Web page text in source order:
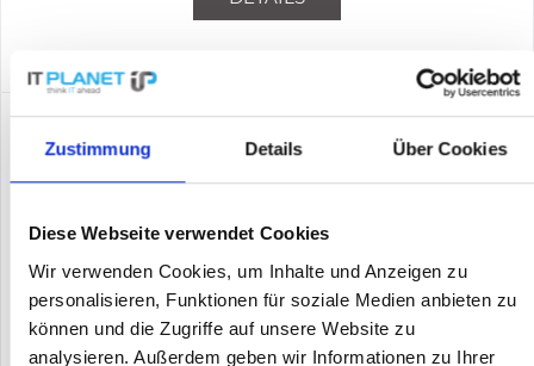
Zustimmung Details Über Cookies
Diese Webseite verwendet Cookies
Wir verwenden Cookies, um Inhalte und Anzeigen zu
personalisieren, Funktionen für soziale Medien anbieten zu
können und die Zugriffe auf unsere Website zu
analysieren. Außerdem geben wir Informationen zu Ihrer
HPE - ARUBA JZ357A